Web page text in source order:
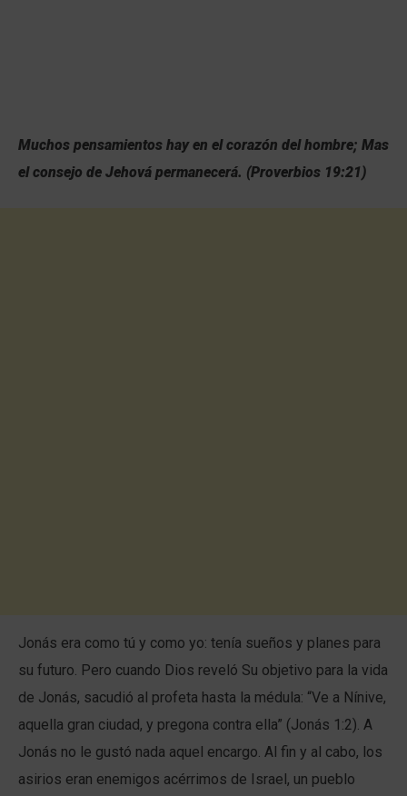
Muchos pensamientos hay en el corazón del hombre; Mas
el consejo de Jehová permanecerá. (Proverbios 19:21)
Jonás era como tú y como yo: tenía sueños y planes para
su futuro. Pero cuando Dios reveló Su objetivo para la vida
de Jonás, sacudió al profeta hasta la médula: “Ve a Nínive,
aquella gran ciudad, y pregona contra ella” (Jonás 1:2). A
Jonás no le gustó nada aquel encargo. Al fin y al cabo, los
asirios eran enemigos acérrimos de Israel, un pueblo